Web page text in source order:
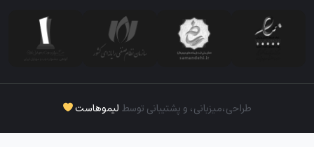
طراحی،‌میزبانی، و پشتیبانی توسطلیموهاست